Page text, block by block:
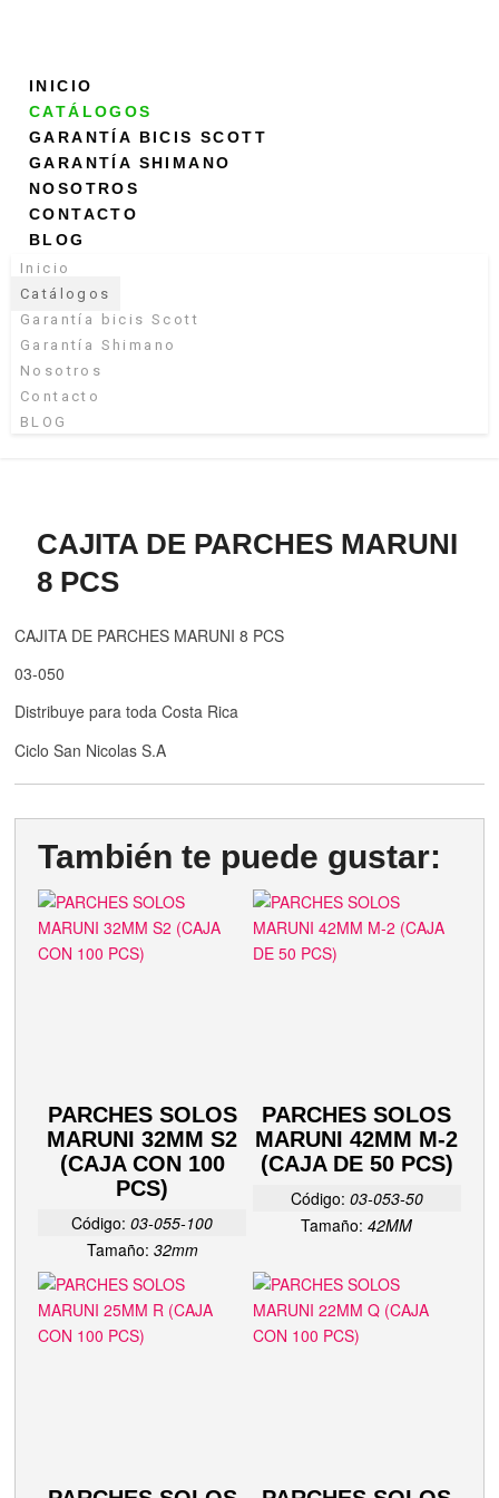
INICIO
CATÁLOGOS
GARANTÍA BICIS SCOTT
GARANTÍA SHIMANO
NOSOTROS
CONTACTO
BLOG
Inicio
Catálogos
Garantía bicis Scott
Garantía Shimano
Nosotros
Contacto
BLOG
CAJITA DE PARCHES MARUNI
8 PCS
CAJITA DE PARCHES MARUNI 8 PCS
03-050
Distribuye para toda Costa Rica
Ciclo San Nicolas S.A
También te puede gustar:
PARCHES SOLOS
MARUNI 32MM S2
(CAJA CON 100
PCS)
Código: 03-055-100
Tamaño: 32mm
PARCHES SOLOS
MARUNI 42MM M-2
(CAJA DE 50 PCS)
Código: 03-053-50
Tamaño: 42MM